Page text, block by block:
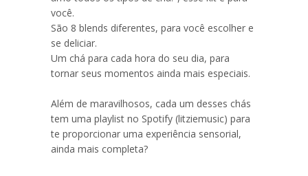
você.
São 8 blends diferentes, para você escolher e
se deliciar.
Um chá para cada hora do seu dia, para
tornar seus momentos ainda mais especiais.
Além de maravilhosos, cada um desses chás
tem uma playlist no Spotify (litziemusic) para
te proporcionar uma experiência sensorial,
ainda mais completa?